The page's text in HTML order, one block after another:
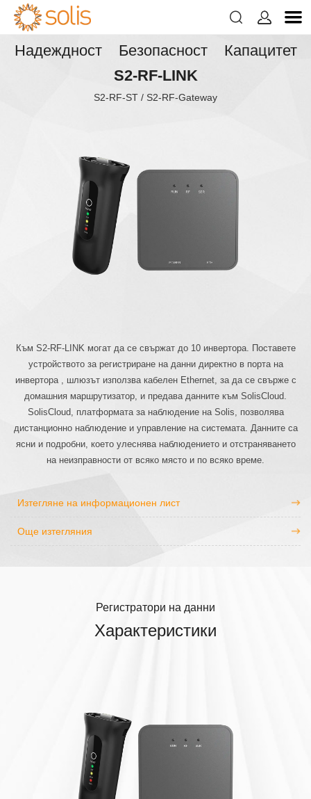
 
Надеждност Безопасност Капацитет
S2-RF-LINK
S2-RF-ST / S2-RF-Gateway
Към S2-RF-LINK могат да се свържат до 10 инвертора. Поставете
устройството за регистриране на данни директно в порта на
инвертора , шлюзът използва кабелен Ethernet, за да се свърже с
домашния маршрутизатор, и предава данните към SolisCloud.
SolisCloud, платформата за наблюдение на Solis, позволява
дистанционно наблюдение и управление на системата. Данните са
ясни и подробни, което улеснява наблюдението и отстраняването
на неизправности от всяко място и по всяко време.
Изтегляне на информационен лист
Още изтегляния
Регистратори на данни
Характеристики